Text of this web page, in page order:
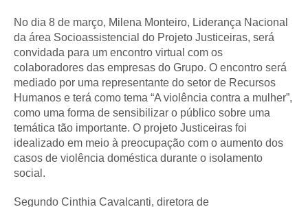
No dia 8 de março, Milena Monteiro, Liderança Nacional
da área Socioassistencial do Projeto Justiceiras, será
convidada para um encontro virtual com os
colaboradores das empresas do Grupo. O encontro será
mediado por uma representante do setor de Recursos
Humanos e terá como tema “A violência contra a mulher”,
como uma forma de sensibilizar o público sobre uma
temática tão importante. O projeto Justiceiras foi
idealizado em meio à preocupação com o aumento dos
casos de violência doméstica durante o isolamento
social.
Segundo Cinthia Cavalcanti, diretora de